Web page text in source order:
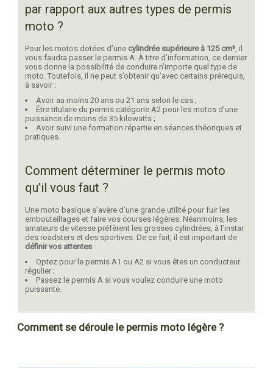
par rapport aux autres types de permis
moto ?
Pour les motos dotées d’une cylindrée supérieure à 125 cm³ , il
vous faudra passer le permis A. À titre d’information, ce dernier
vous donne la possibilité de conduire n’importe quel type de
moto. Toutefois, il ne peut s’obtenir qu’avec certains prérequis,
à savoir :
Avoir au moins 20 ans ou 21 ans selon le cas ;
Être titulaire du permis catégorie A2 pour les motos d’une
puissance de moins de 35 kilowatts ;
Avoir suivi une formation répartie en séances théoriques et
pratiques.
Comment déterminer le permis moto
qu’il vous faut ?
Une moto basique s’avère d’une grande utilité pour fuir les
embouteillages et faire vos courses légères. Néanmoins, les
amateurs de vitesse préfèrent les grosses cylindrées, à l’instar
des roadsters et des sportives. De ce fait, il est important de
définir vos attentes :
Optez pour le permis A1 ou A2 si vous êtes un conducteur
régulier ;
Passez le permis A si vous voulez conduire une moto
puissante.
Comment se déroule le permis moto légère ?